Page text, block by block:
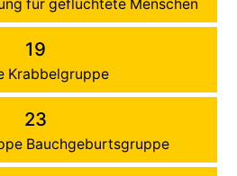
für geflüchtete Menschen
19
Krabbelgruppe
23
Bauchgeburtsgruppe